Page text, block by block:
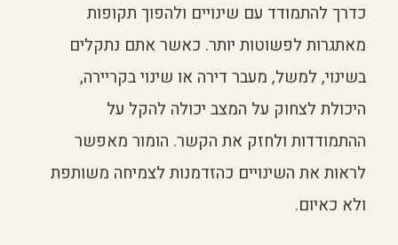
כדרך להתמודד עם שינויים ולהפוך תקופות
מאתגרות לפשוטות יותר. כאשר אתם נתקלים
בשינוי, למשל, מעבר דירה או שינוי בקריירה,
היכולת לצחוק על המצב יכולה להקל על
ההתמודדות ולחזק את הקשר. הומור מאפשר
לראות את השינויים כהזדמנות לצמיחה משותפת
ולא כאיום.